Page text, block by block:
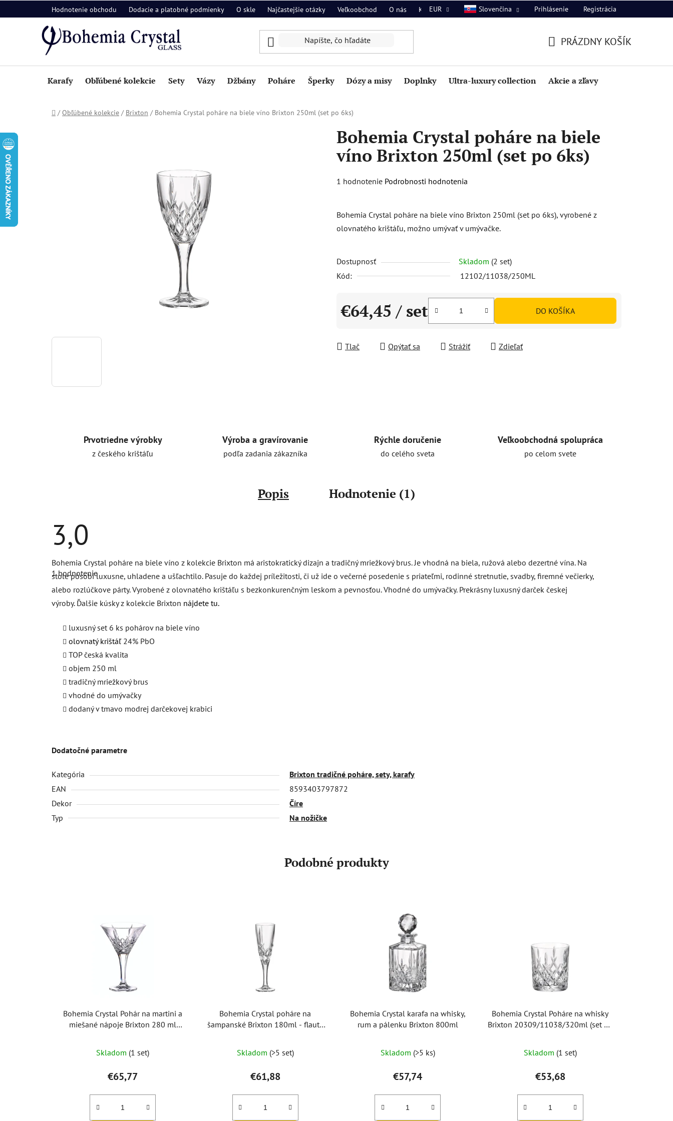
na
Hodnotenie obchodu Dodacie a platobné podmienky O skle Najčastejšie otázky Veľkoobchod O nás Kontakt
EUR Slovenčina Prihlásenie Registrácia
KOŠÍK
PRÁZDNY KOŠÍK
Karafy Obľúbené kolekcie Sety Vázy Džbány Poháre Šperky Dózy a misy Doplnky Ultra-luxury collection Akcie a zľavy
Domov
/ Obľúbené kolekcie / Brixton / Bohemia Crystal poháre na biele víno Brixton 250ml (set po 6ks)
Bohemia Crystal poháre na biele
víno Brixton 250ml (set po 6ks)
Priemerné
je
3,0
5
hviezdičiek.
1 hodnotenie Podrobnosti hodnotenia
Bohemia Crystal poháre na biele víno Brixton 250ml (set po 6ks), vyrobené z
olovnatého krištáľu, možno umývať v umývačke.
Dostupnosť Skladom (2 set)
Kód:
12102/11038/250ML
€64,45 / set DO KOŠÍKA
Tlač Opýtať sa Strážiť Zdieľať
Prvotriedne výrobky
z českého krištáľu
Výroba a gravírovanie
podľa zadania zákazníka
Rýchle doručenie
do celého sveta
Veľkoobchodná spolupráca
po celom svete
Popis Hodnotenie (1)
3,0
Priemerné
hodnotenie
produktu
je
3,0
5
1 hodnotenie
Bohemia Crystal poháre na biele víno z kolekcie Brixton má aristokratický dizajn a tradičný mriežkový brus. Je vhodná na biela, ružová alebo dezertné vína. Na
stole pôsobí luxusne, uhladene a ušľachtilo. Pasuje do každej príležitosti, či už ide o večerné posedenie s priateľmi, rodinné stretnutie, svadby, firemné večierky,
alebo rozlúčkove párty. Vyrobené z olovnatého krištáľu s bezkonkurenčným leskom a pevnosťou. Vhodné do umývačky. Prekrásny luxusný darček českej
výroby. Ďalšie kúsky z kolekcie Brixton nájdete tu.
luxusný set 6 ks pohárov na biele víno
olovnatý krištáľ 24% PbO
TOP česká kvalita
objem 250 ml
tradičný mriežkový brus
vhodné do umývačky
dodaný v tmavo modrej darčekovej krabici
Dodatočné parametre
Kategória
Brixton tradičné poháre, sety, karafy
EAN
8593403797872
Dekor
Číre
Typ
Na nožičke
Podobné produkty
Bohemia Crystal Pohár na martini a
miešané nápoje Brixton 280 ml
Skladom (1 set)
€65,77
Bohemia Crystal poháre na
šampanské Brixton 180ml - flauta
Skladom (>5 set)
€61,88
Bohemia Crystal karafa na whisky,
rum a pálenku Brixton 800ml
hodnotenie
produktu
je
5,0
z
Skladom (>5 ks)
€57,74
Bohemia Crystal Poháre na whisky
Brixton 20309/11038/320ml (set po
Skladom (1 set)
€53,68